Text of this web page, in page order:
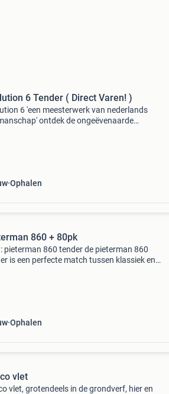
6 Tender ( Direct Varen! )
6 'een meesterwerk van nederlands
ontdek de ongeëvenaarde
Ophalen
860 + 80pk
pieterman 860 tender de pieterman 860
is een perfecte match tussen klassiek en
Ophalen
vlet
vlet, grotendeels in de grondverf, hier en